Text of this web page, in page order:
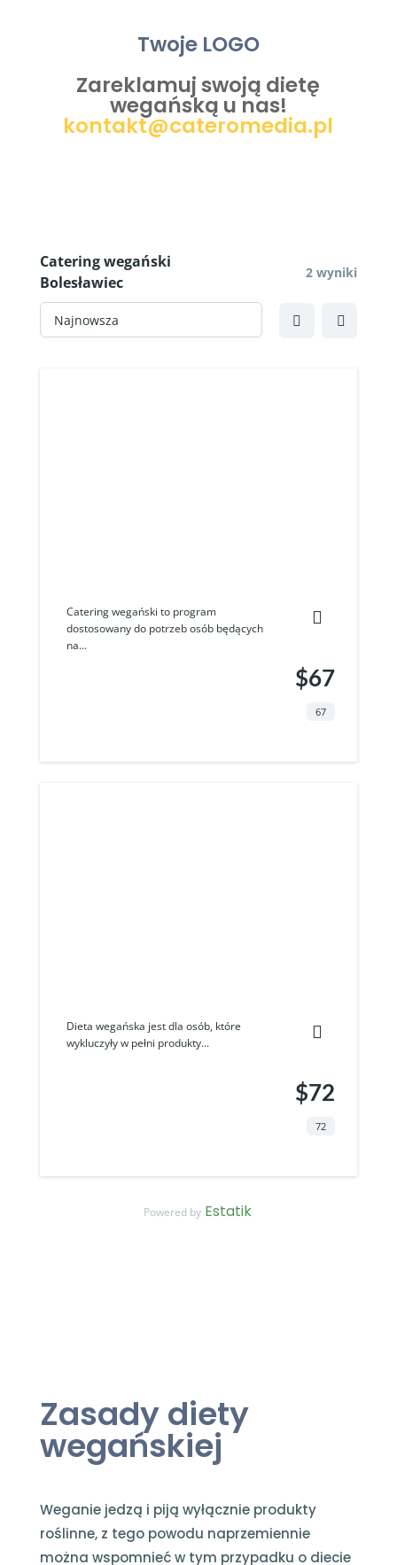
Twoje LOGO
Zareklamuj swoją dietę
wegańską u nas!
kontakt@cateromedia.pl
Catering wegański
Bolesławiec
2 wyniki
Catering wegański to program
dostosowany do potrzeb osób będących
na...
$67
67
Dieta wegańska jest dla osób, które
wykluczyły w pełni produkty...
$72
72
Powered by Estatik
Zasady diety
wegańskiej
Weganie jedzą i piją wyłącznie produkty
roślinne, z tego powodu naprzemiennie
można wspomnieć w tym przypadku o diecie